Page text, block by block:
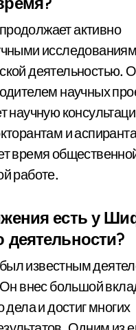
активно
деятельностью.
научных
научную
и
время
работе.
есть у
известным
внес большой
дела и достиг многих